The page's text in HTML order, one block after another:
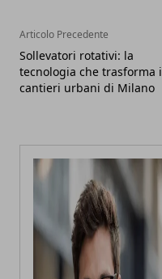
Articolo Precedente
Sollevatori rotativi: la
tecnologia che trasforma i
cantieri urbani di Milano